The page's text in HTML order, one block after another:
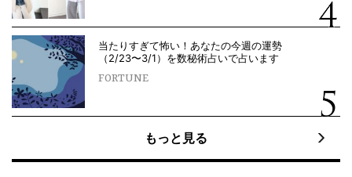
当たりすぎて怖い！あなたの今週の運勢
（2/23〜3/1）を数秘術占いで占います
FORTUNE
もっと見る